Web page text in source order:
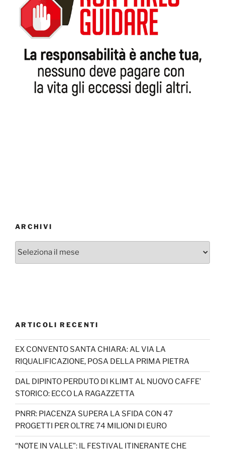
ARCHIVI
Archivi
ARTICOLI RECENTI
EX CONVENTO SANTA CHIARA: AL VIA LA
RIQUALIFICAZIONE, POSA DELLA PRIMA PIETRA
DAL DIPINTO PERDUTO DI KLIMT AL NUOVO CAFFE’
STORICO: ECCO LA RAGAZZETTA
PNRR: PIACENZA SUPERA LA SFIDA CON 47
PROGETTI PER OLTRE 74 MILIONI DI EURO
“NOTE IN VALLE”: IL FESTIVAL ITINERANTE CHE